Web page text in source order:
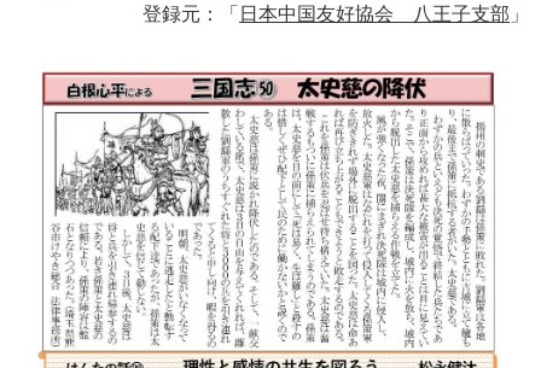
登録元：「 日本中国友好協会 八王子支部 」